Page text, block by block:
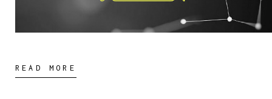
READ MORE